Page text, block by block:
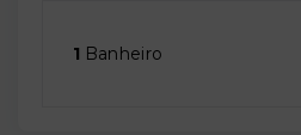
1 Banheiro